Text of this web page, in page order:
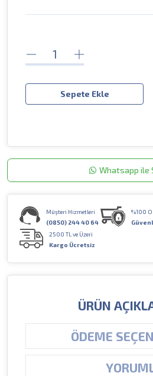
Sepete Ekle
Whatsapp ile
Müşteri Hizmetleri
(0850) 244 40 64
%100
2500 TL ve Üzeri
Kargo Ücretsiz
ÜRÜN
ÖDEME